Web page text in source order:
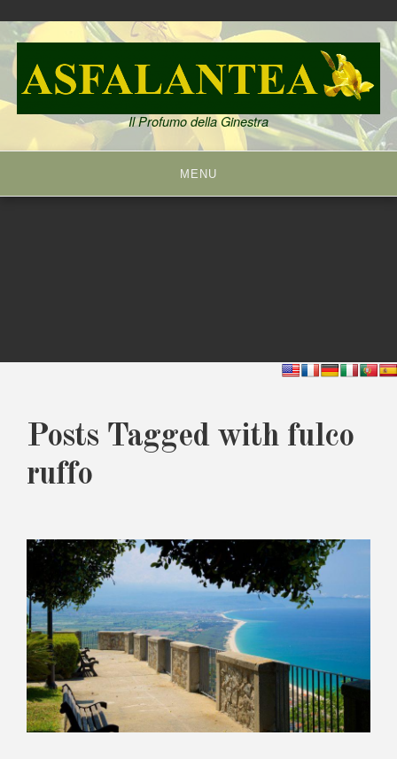
Skip
to
content
Il Profumo della Ginestra
MENU
Posts Tagged with fulco
ruffo